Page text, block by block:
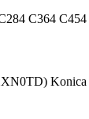
C364 C454
Konica